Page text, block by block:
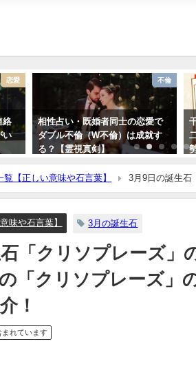
不倫
で
す
干支占い
干支占い2026年（令和8年）【十
二支＋60種類（60干支）の運
勢・性格・相性を無料紹介】
覧【正しい意味や石言葉】
3月9日の誕生石
チュアルな効果や浄化方法まで完全紹介！
味や石言葉】 3月の誕生石
「クリソプレーズ」
の「クリソプレーズ
！
れています